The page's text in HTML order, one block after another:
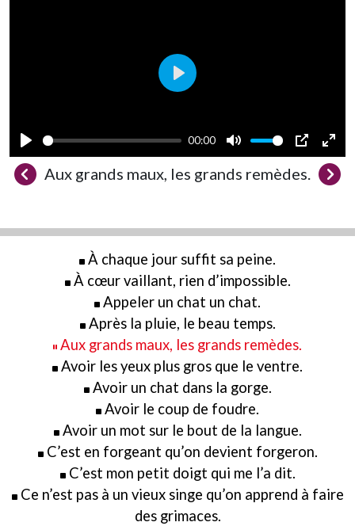
Play
00:00
Mute PIP
Play
Aux grands maux, les grands remèdes.
À chaque jour suffit sa peine.
À cœur vaillant, rien d’impossible.
Appeler un chat un chat.
Après la pluie, le beau temps.
Aux grands maux, les grands remèdes.
Avoir les yeux plus gros que le ventre.
Avoir un chat dans la gorge.
Avoir le coup de foudre.
Avoir un mot sur le bout de la langue.
C’est en forgeant qu’on devient forgeron.
C’est mon petit doigt qui me l’a dit.
Ce n’est pas à un vieux singe qu’on apprend à faire
des grimaces.